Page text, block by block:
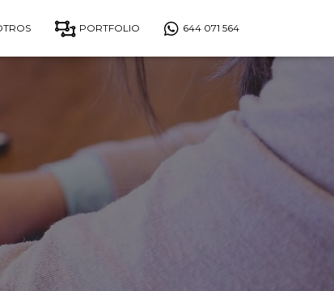
PORTFOLIO 644 071 564